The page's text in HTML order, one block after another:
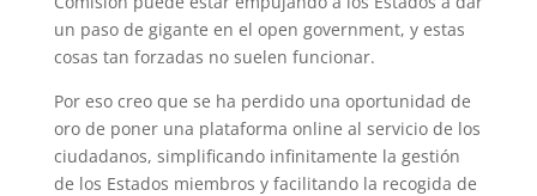
un paso de gigante en el open government, y estas
cosas tan forzadas no suelen funcionar.
Por eso creo que se ha perdido una oportunidad de
oro de poner una plataforma online al servicio de los
ciudadanos, simplificando infinitamente la gestión
de los Estados miembros y facilitando la recogida de